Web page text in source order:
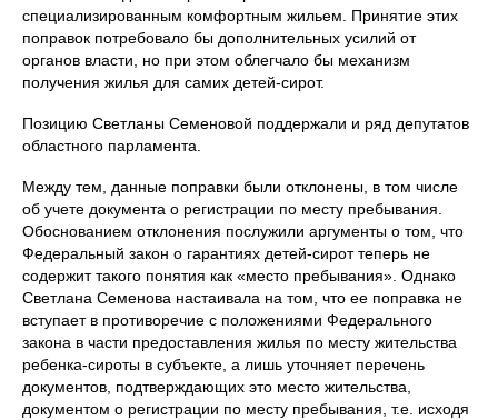
специализированным комфортным жильем. Принятие этих
поправок потребовало бы дополнительных усилий от
органов власти, но при этом облегчало бы механизм
получения жилья для самих детей-сирот.
Позицию Светланы Семеновой поддержали и ряд депутатов
областного парламента.
Между тем, данные поправки были отклонены, в том числе
об учете документа о регистрации по месту пребывания.
Обоснованием отклонения послужили аргументы о том, что
Федеральный закон о гарантиях детей-сирот теперь не
содержит такого понятия как «место пребывания». Однако
Светлана Семенова настаивала на том, что ее поправка не
вступает в противоречие с положениями Федерального
закона в части предоставления жилья по месту жительства
ребенка-сироты в субъекте, а лишь уточняет перечень
документов, подтверждающих это место жительства,
документом о регистрации по месту пребывания, т.е. исходя